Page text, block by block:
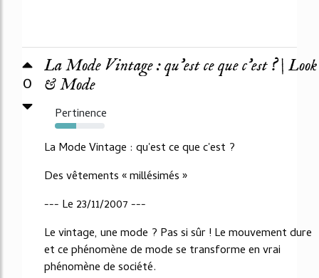
0
La Mode Vintage : qu'est ce que c'est ? | Look
& Mode
Pertinence
43%
La Mode Vintage : qu'est ce que c'est ?
Des vêtements « millésimés »
--- Le 23/11/2007 ---
Le vintage, une mode ? Pas si sûr ! Le mouvement dure
et ce phénomène de mode se transforme en vrai
phénomène de société.